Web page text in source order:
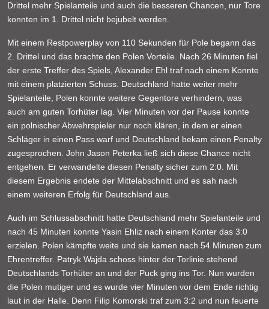
Drittel mehr Spielanteile und auch die besseren Chancen, nur Tore
konnten im 1. Drittel nicht bejubelt werden.
Mit einem Restpowerplay von 110 Sekunden für Pole begann das
2. Drittel und das brachte den Polen Vorteile. Nach 26 Minuten fiel
der erste Treffer des Spiels, Alexander Ehl traf nach einem Konnte
mit einem platzierten Schuss. Deutschland hatte weiter mehr
Spielanteile, Polen konnte weitere Gegentore verhindern, was
auch am guten Torhüter lag. Vier Minuten vor der Pause konnte
ein polnischer Abwehrspieler nur noch klären, in dem er einen
Schläger in einen Pass warf und Deutschland bekam einen Penalty
zugesprochen. John Jason Peterka ließ sich diese Chance nicht
entgehen. Er verwandelte diesen Penalty sicher zum 2:0. Mit
diesem Ergebnis endete der Mittelabschnitt und es sah nach
einem weiteren Erfolg für Deutschland aus.
Auch im Schlussabschnitt hatte Deutschland mehr Spielanteile und
nach 45 Minuten konnte Yasin Ehliz nach einem Konter das 3:0
erzielen. Polen kämpfte weite und sie kamen nach 54 Minuten zum
Ehrentreffer. Patryk Wajda schoss hinter der Torlinie stehend
Deutschlands Torhüter an und der Puck ging ins Tor. Nun wurden
die Polen mutiger und es wurde vier Minuten vor dem Ende richtig
laut in der Halle. Denn Filip Komorski traf zum 3:2 und nun feuerte